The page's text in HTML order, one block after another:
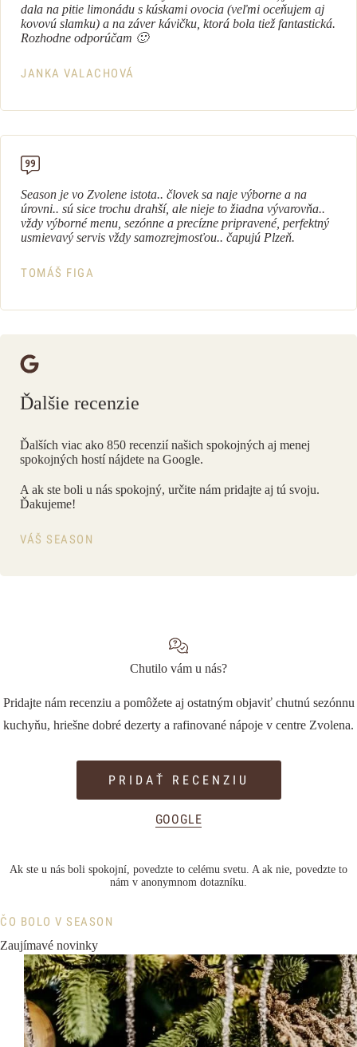
dala na pitie limonádu s kúskami ovocia (veľmi oceňujem aj
kovovú slamku) a na záver kávičku, ktorá bola tiež fantastická.
Rozhodne odporúčam 🙂
JANKA VALACHOVÁ
Season je vo Zvolene istota.. človek sa naje výborne a na
úrovni.. sú sice trochu drahší, ale nieje to žiadna vývarovňa..
vždy výborné menu, sezónne a precízne pripravené, perfektný
usmievavý servis vždy samozrejmosťou.. čapujú Plzeň.
TOMÁŠ FIGA
Ďalšie recenzie
Ďalších viac ako 850 recenzií našich spokojných aj menej
spokojných hostínájdete na Google.
A ak ste boli u nás spokojný, určite nám pridajte aj tú svoju.
Ďakujeme!
VÁŠ SEASON
Chutilo vám u nás?
Pridajte nám recenziu a pomôžete aj ostatným objaviť chutnú sezónnu
kuchyňu, hriešne dobré dezerty a rafinované nápoje v centre Zvolena.
PRIDAŤ RECENZIU
GOOGLE
Ak ste u nás boli spokojní, povedzte to celému svetu. A ak nie, povedzte to
nám v anonymnom dotazníku.
ČO BOLO V SEASON
Zaujímavé novinky